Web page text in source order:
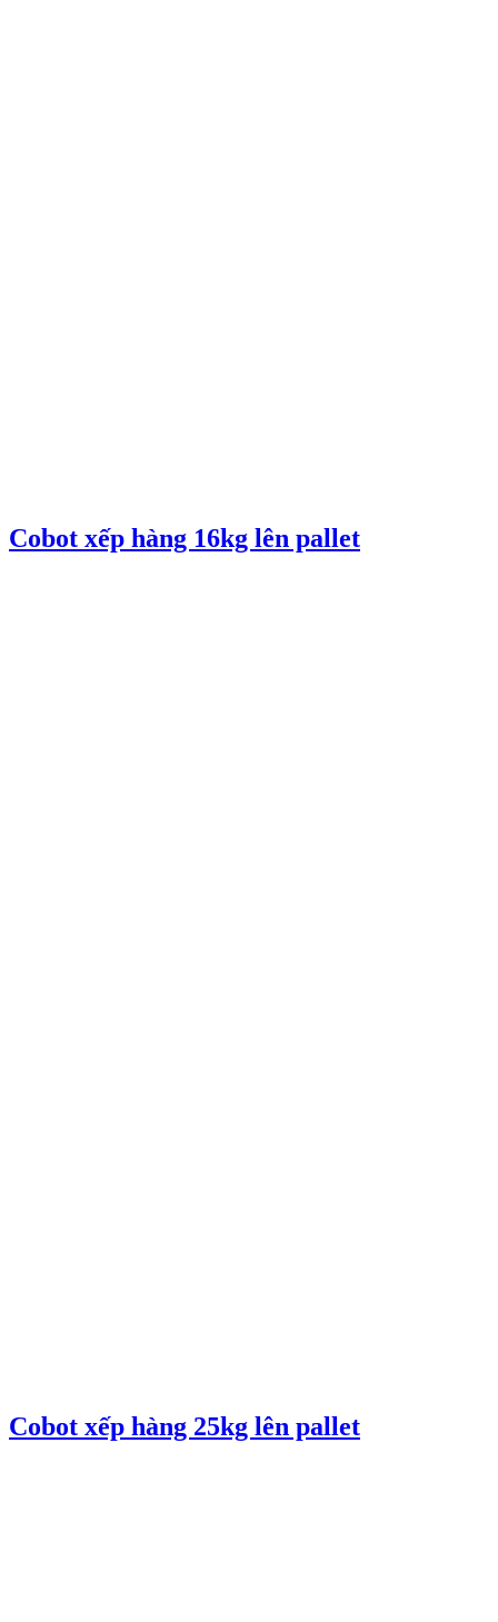
Cobot xếp hàng 16kg lên pallet
Cobot xếp hàng 25kg lên pallet